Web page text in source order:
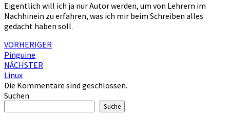
Gedanken
Eigentlich will ich ja nur Autor werden, um von Lehrern im
Nachhinein zu erfahren, was ich mir beim Schreiben alles
gedacht haben soll.
Beitragsnavigation
VORHERIGER
Pinguine
NÄCHSTER
Linux
Die Kommentare sind geschlossen.
Suchen
Suche